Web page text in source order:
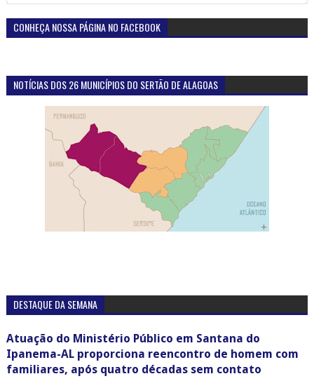
CONHEÇA NOSSA PÁGINA NO FACEBOOK
NOTÍCIAS DOS 26 MUNICÍPIOS DO SERTÃO DE ALAGOAS
DESTAQUE DA SEMANA
Atuação do Ministério Público em Santana do
Ipanema-AL proporciona reencontro de homem com
familiares, após quatro décadas sem contato